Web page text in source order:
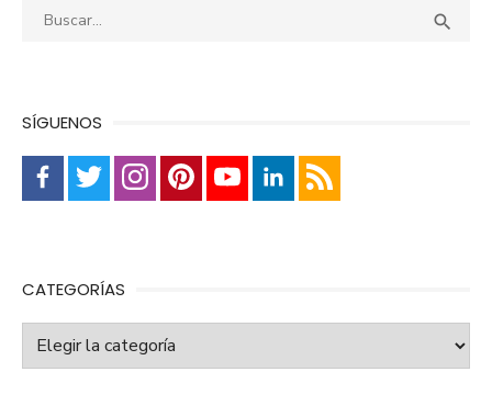
Buscar: 
SÍGUENOS
CATEGORÍAS
Categorías